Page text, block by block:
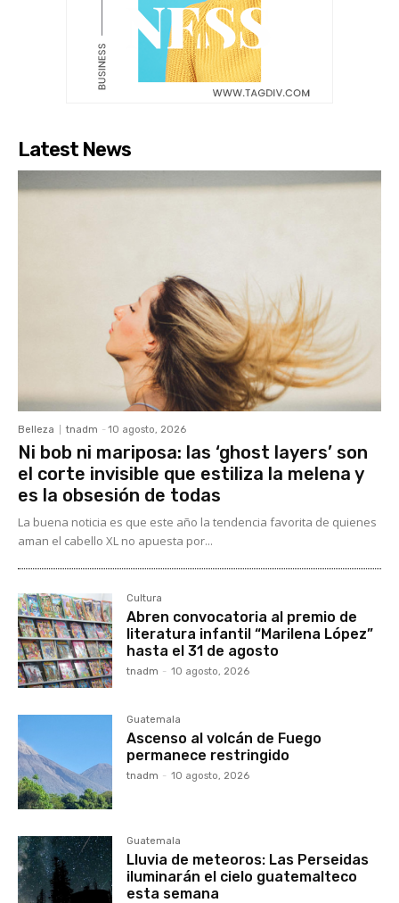
Latest News
Belleza tnadm - 10 agosto, 2026
Ni bob ni mariposa: las ‘ghost layers’ son
el corte invisible que estiliza la melena y
es la obsesión de todas
La buena noticia es que este año la tendencia favorita de quienes
aman el cabello XL no apuesta por...
Cultura
Abren convocatoria al premio de
literatura infantil “Marilena López”
hasta el 31 de agosto
tnadm - 10 agosto, 2026
Guatemala
Ascenso al volcán de Fuego
permanece restringido
tnadm - 10 agosto, 2026
Guatemala
Lluvia de meteoros: Las Perseidas
iluminarán el cielo guatemalteco
esta semana